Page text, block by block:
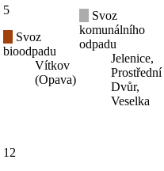
5
Svoz
bioodpadu
Vítkov
(Opava)
Svoz
komunálního
odpadu
Jelenice,
Prostřední
Dvůr,
Veselka
12